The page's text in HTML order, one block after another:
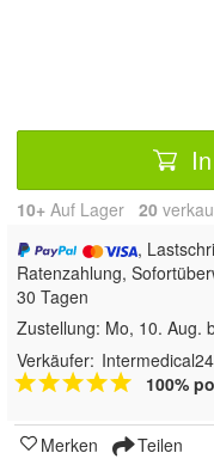
10+ Auf Lager 20
,
Ratenzahlung,
30 Tagen
Zustellung: Mo, 10. Aug.
Verkäufer: Intermedical24
100%
Merken Teilen